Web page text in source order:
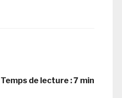
de lecture :7 min